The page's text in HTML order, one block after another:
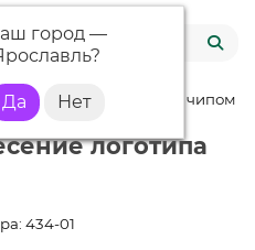
город —
?
KR015 (серебро) с чипом 8
логотипа
434-01